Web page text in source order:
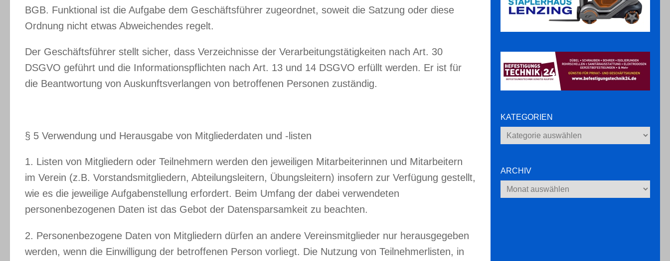
BGB. Funktional ist die Aufgabe dem Geschäftsführer zugeordnet, soweit die Satzung oder diese
Ordnung nicht etwas Abweichendes regelt.
Der Geschäftsführer stellt sicher, dass Verzeichnisse der Verarbeitungstätigkeiten nach Art. 30
DSGVO geführt und die Informationspflichten nach Art. 13 und 14 DSGVO erfüllt werden. Er ist für
die Beantwortung von Auskunftsverlangen von betroffenen Personen zuständig.
§ 5 Verwendung und Herausgabe von Mitgliederdaten und -listen
1. Listen von Mitgliedern oder Teilnehmern werden den jeweiligen Mitarbeiterinnen und Mitarbeitern
im Verein (z.B. Vorstandsmitgliedern, Abteilungsleitern, Übungsleitern) insofern zur Verfügung gestellt,
wie es die jeweilige Aufgabenstellung erfordert. Beim Umfang der dabei verwendeten
personenbezogenen Daten ist das Gebot der Datensparsamkeit zu beachten.
2. Personenbezogene Daten von Mitgliedern dürfen an andere Vereinsmitglieder nur herausgegeben
werden, wenn die Einwilligung der betroffenen Person vorliegt. Die Nutzung von Teilnehmerlisten, in
KATEGORIEN
Kategorien
ARCHIV
Archiv